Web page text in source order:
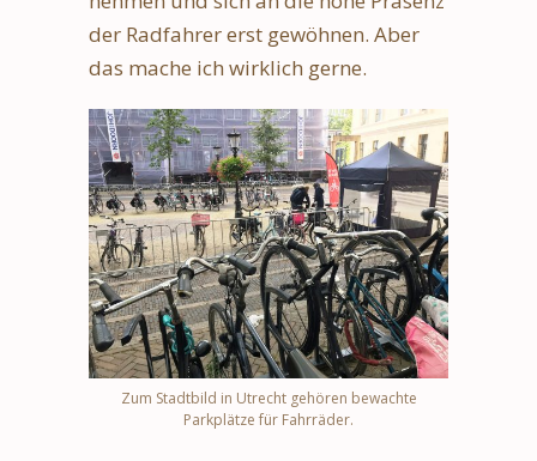
der Radfahrer erst gewöhnen. Aber
das mache ich wirklich gerne.
Zum Stadtbild in Utrecht gehören bewachte
Parkplätze für Fahrräder.